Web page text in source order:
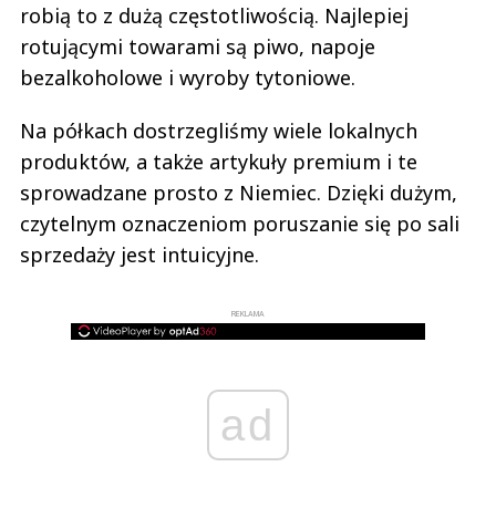
robią to z dużą częstotliwością. Najlepiej
rotującymi towarami są piwo, napoje
bezalkoholowe i wyroby tytoniowe.
Na półkach dostrzegliśmy wiele lokalnych
produktów, a także artykuły premium i te
sprowadzane prosto z Niemiec. Dzięki dużym,
czytelnym oznaczeniom poruszanie się po sali
sprzedaży jest intuicyjne.
REKLAMA
ad